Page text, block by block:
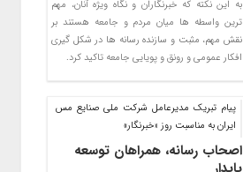
به این نکته که خبرنگاران و نگاه ویژه آنان، مهم
ترین واسطه ها میان مردم و جامعه هستند بر
نقش مهم، مثبت و سازنده رسانه ها در شکل گیری
افکار عمومی و رونق و پویایی جامعه تاکید کرد.
پیام تبریک مدیرعامل شرکت ملی صنایع مس
ایران به مناسبت روز «خبرنگار»
اصحاب رسانه، همراهان توسعه